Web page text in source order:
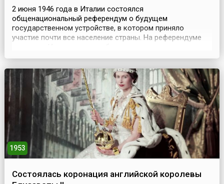
2 июня 1946 года в Италии состоялся
общенациональный референдум о будущем
государственном устройстве, в котором приняло
участие почти все население страны. На референдуме
какую форму правления они предпочитают: монархию
25 миллионов зарегистрированных избирателей.
Одновременно с референдумом прох...
1953
Состоялась коронация английской королевы